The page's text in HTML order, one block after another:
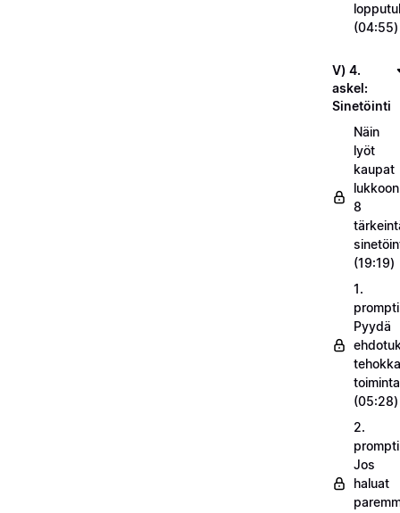
(04:55)
V) 4.
askel:
Sinetöinti
Näin
lyöt
kaupat
8
(19:19)
1.
Pyydä
(05:28)
2.
Jos
haluat